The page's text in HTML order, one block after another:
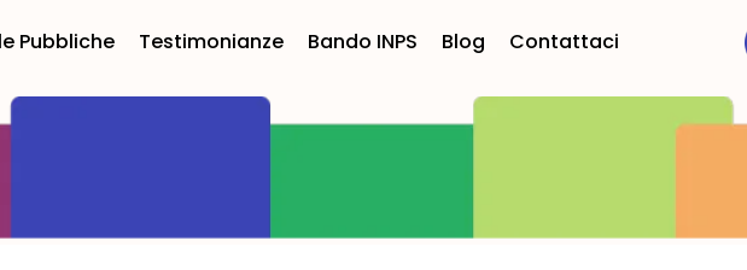
Pubbliche Testimonianze Bando INPS Blog Contattaci